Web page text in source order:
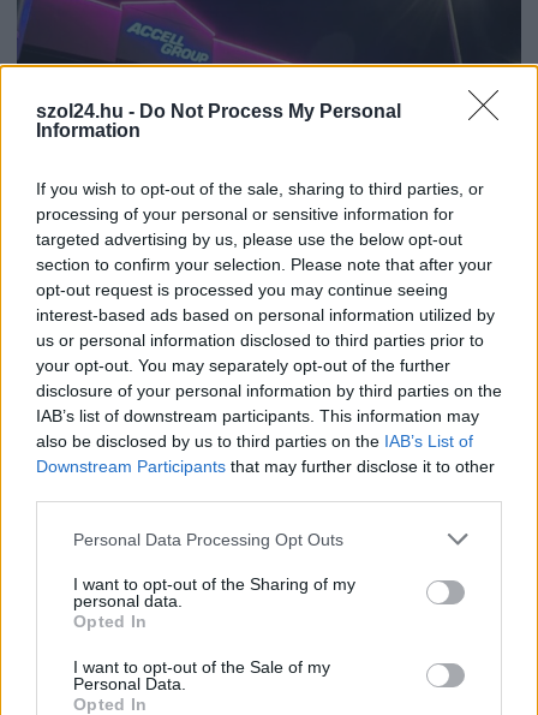
szol24.hu - Do Not Process My Personal
Information
If you wish to opt-out of the sale, sharing to third parties, or
processing of your personal or sensitive information for
targeted advertising by us, please use the below opt-out
section to confirm your selection. Please note that after your
opt-out request is processed you may continue seeing
interest-based ads based on personal information utilized by
us or personal information disclosed to third parties prior to
your opt-out. You may separately opt-out of the further
disclosure of your personal information by third parties on the
IAB’s list of downstream participants. This information may
also be disclosed by us to third parties on the IAB’s List of
Downstream Participants that may further disclose it to other
Please note that this website/app uses one or more Google
not limited to your visit or usage behaviour. You may click to
grant or deny consent to Google and its third-party tags to
use your data for below specified purposes in below Google
consent section.
Personal Data Processing Opt Outs
I want to opt-out of the Sharing of my
personal data.
Opted In
I want to opt-out of the Sale of my
Personal Data.
Opted In
2026.08.07. Horváth Zsolt
Györfi Mihály több tucat vállalkozással egyeztetett
a kerékpárgyár dolgozóinak megsegítéséről
Rövid idő alatt számos vállalkozás jelezte, hogy segítene
azoknak a munkavállalóknak, akik a tószegi kerékpárgyár
bezárása...
Szolnok